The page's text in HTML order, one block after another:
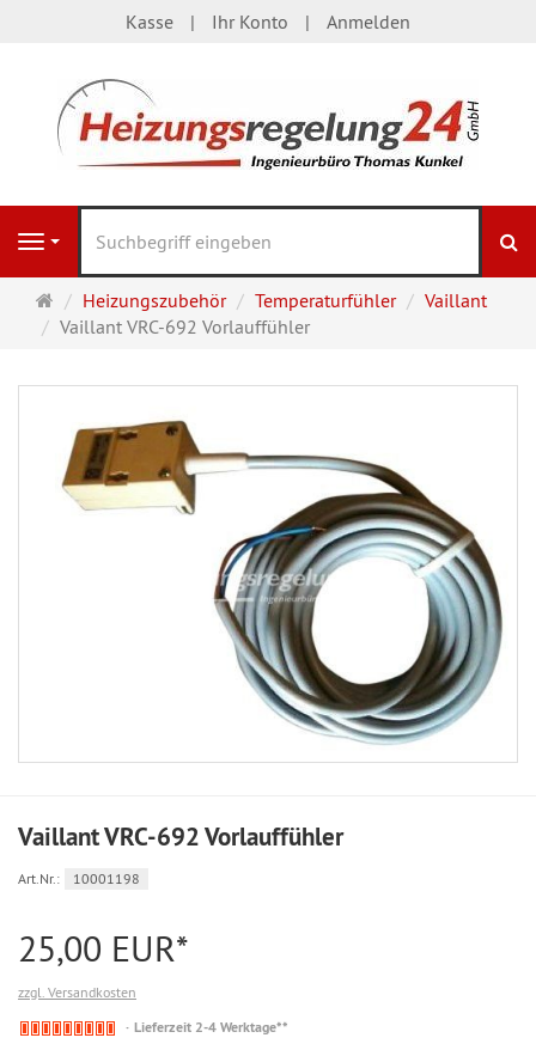
Kasse Ihr Konto Anmelden
Navigation
Startseite
Heizungszubehör Temperaturfühler
Vaillant
Vaillant VRC-692 Vorlauffühler
Vaillant VRC-692 Vorlauffühler
Art.Nr.: 10001198
25,00 EUR*
zzgl. Versandkosten
Nicht
Lieferzeit 2-4 Werktage**